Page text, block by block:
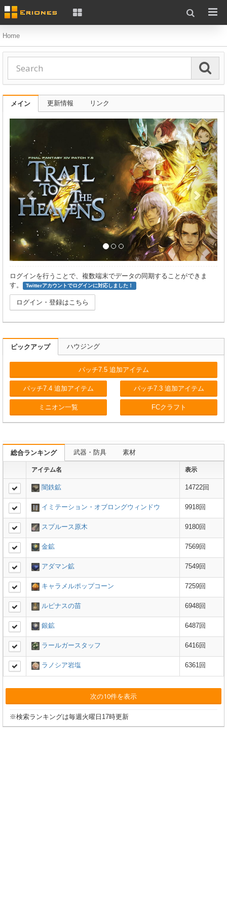
Home
メイン 更新情報 リンク
ログインを行うことで、複数端末でデータの同期することができま
す。
Twitterアカウントでログインに対応しました！
ログイン・登録はこちら
ピックアップ ハウジング
パッチ7.5 追加アイテム
パッチ7.4 追加アイテム
ミニオン一覧
パッチ7.3 追加アイテム
FCクラフト
総合ランキング 武器・防具 素材
アイテム名 表示
闇鉄鉱 14722回
イミテーション・オブロングウィンドウ 9918回
スプルース原木 9180回
金鉱 7569回
アダマン鉱 7549回
キャラメルポップコーン 7259回
ルピナスの苗 6948回
銀鉱 6487回
ラールガースタッフ 6416回
ラノシア岩塩 6361回
次の10件を表示
※検索ランキングは毎週火曜日17時更新